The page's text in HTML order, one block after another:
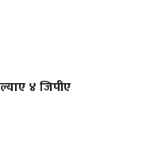
४ जिपीए